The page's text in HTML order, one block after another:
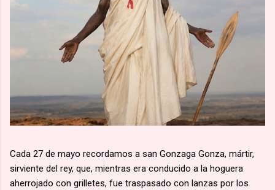
Cada 27 de mayo recordamos a san Gonzaga Gonza, mártir,
sirviente del rey, que, mientras era conducido a la hoguera
aherrojado con grilletes, fue traspasado con lanzas por los